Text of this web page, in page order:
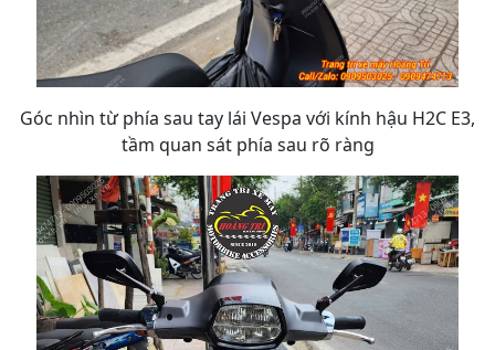
Góc nhìn từ phía sau tay lái Vespa với kính hậu H2C E3,
tầm quan sát phía sau rõ ràng